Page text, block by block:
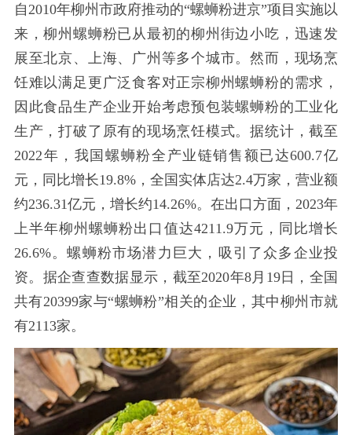
自 2010年柳州市政府推动的“螺蛳粉进京”项目实施以
来，柳州螺蛳粉已从最初的柳州街边小吃，迅速发
展至北京、上海、广州等多个城市。然而，现场烹
饪难以满足更广泛食客对正宗柳州螺蛳粉的需求，
因此食品生产企业开始考虑预包装螺蛳粉的工业化
生产，打破了原有的现场烹饪模式。据统计，截至
2022年，我国螺蛳粉全产业链销售额已达600.7亿
元，同比增长19.8%，全国实体店达2.4万家，营业额
约236.31亿元，增长约14.26%。在出口方面，2023年
上半年柳州螺蛳粉出口值达4211.9万元，同比增长
26.6%。螺蛳粉市场潜力巨大，吸引了众多企业投
资。据企查查数据显示，截至2020年8月19日，全国
共有20399家与“螺蛳粉”相关的企业，其中柳州市就
有2113家。